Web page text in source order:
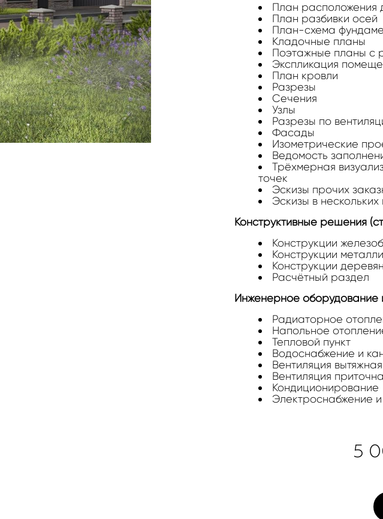
План расположения
План разбивки осей
План-схема
Кладочные планы
Поэтажные планы с
Экспликация
План кровли
Разрезы
Сечения
Узлы
Разрезы по
Фасады
Изометрические
Ведомость
Трёхмерная
точек
Эскизы прочих
Эскизы в
Конструктивные решения
Конструкции
Конструкции
Конструкции
Расчётный раздел
Инженерное оборудование
Радиаторное
Напольное
Тепловой пункт
Водоснабжение и
Вентиляция вытяжная
Вентиляция
Кондиционирование
Электроснабжение
5